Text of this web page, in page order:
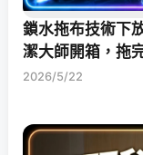
鎖水拖布技術下
潔大師開箱，拖
2026/5/22